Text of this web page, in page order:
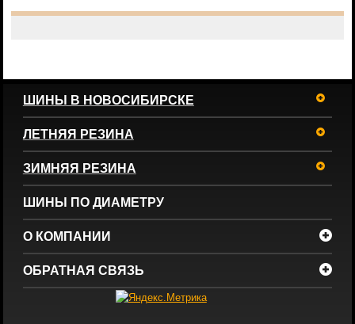
ШИНЫ В НОВОСИБИРСКЕ
ЛЕТНЯЯ РЕЗИНА
ЗИМНЯЯ РЕЗИНА
ШИНЫ ПО ДИАМЕТРУ
О КОМПАНИИ
ОБРАТНАЯ СВЯЗЬ